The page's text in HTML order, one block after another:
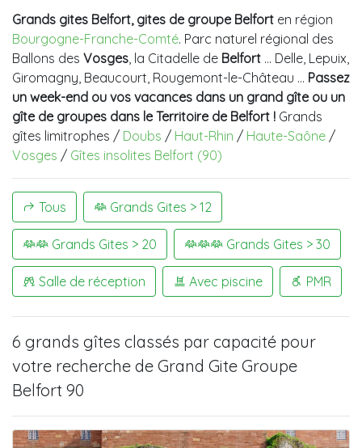
Grands gites Belfort, gites de groupe Belfort en région
Bourgogne-Franche-Comté. Parc naturel régional des
Ballons des Vosges, la Citadelle de Belfort ... Delle, Lepuix,
Giromagny, Beaucourt, Rougemont-le-Château … Passez
un week-end ou vos vacances dans un grand gîte ou un
gîte de groupes dans le Territoire de Belfort ! Grands
gîtes limitrophes / Doubs / Haut-Rhin / Haute-Saône /
Vosges / Gîtes insolites Belfort (90)
Tous Grands Gites > 12
Grands Gites > 20 Grands Gites > 30
Salle de réception Avec piscine PMR
6 grands gîtes classés par capacité pour
votre recherche de Grand Gite Groupe
Belfort 90